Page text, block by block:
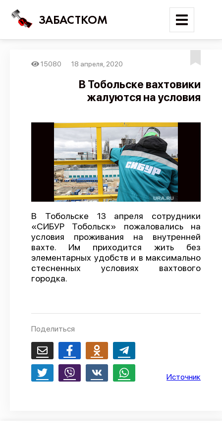
ЗАБАСТКОМ
Поиск
Карта событий
Трудовые конфликты
Отчеты
Предложить публикацию
Справочник
API
О проекте
Политика конфиденциальности
15080 18 апреля, 2020
В Тобольске вахтовики
жалуются на условия
В Тобольске 13 апреля сотрудники
«СИБУР Тобольск» пожаловались на
условия проживания на внутренней
вахте. Им приходится жить без
элементарных удобств и в максимально
стесненных условиях вахтового
городка.
Поделиться
Источник